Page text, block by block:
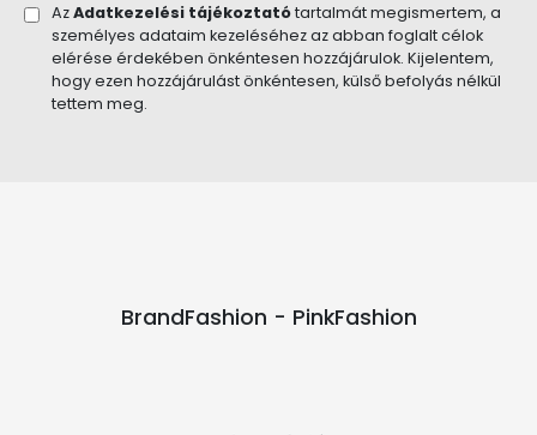
AzAdatkezelési tájékoztatótartalmát megismertem, a
személyes adataim kezeléséhez az abban foglalt célok
elérése érdekében önkéntesen hozzájárulok. Kijelentem,
hogy ezen hozzájárulást önkéntesen, külső befolyás nélkül
tettem meg.
BrandFashion - PinkFashion